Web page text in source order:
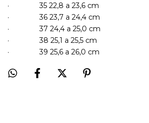
· 35 22,8 a 23,6 cm
· 36 23,7 a 24,4 cm
· 37 24,4 a 25,0 cm
· 38 25,1 a 25,5 cm
· 39 25,6 a 26,0 cm